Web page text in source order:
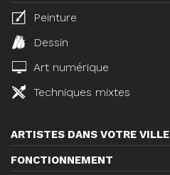
Peinture
Dessin
Art numérique
Techniques mixtes
ARTISTES DANS VOTRE VILLE
FONCTIONNEMENT